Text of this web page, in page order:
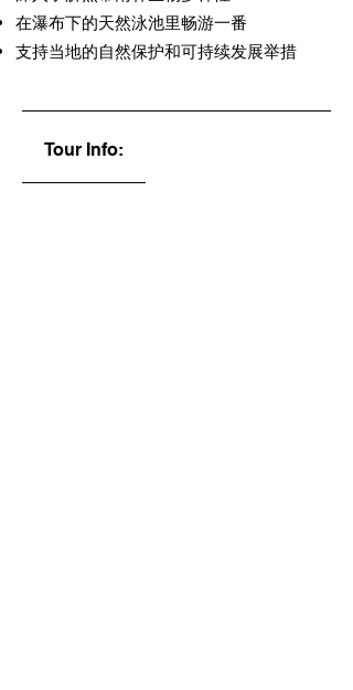
在瀑布下的天然泳池里畅游一番
支持当地的自然保护和可持续发展举措
Tour Info: